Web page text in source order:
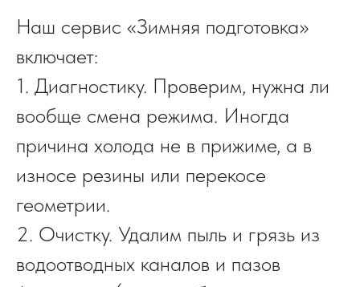
Наш сервис «Зимняя подготовка»
включает:
1. Диагностику. Проверим, нужна ли
вообще смена режима. Иногда
причина холода не в прижиме, а в
износе резины или перекосе
геометрии.
2. Очистку. Удалим пыль и грязь из
водоотводных каналов и пазов